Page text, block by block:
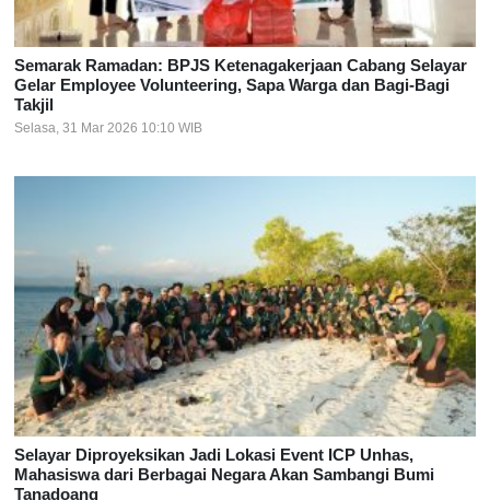
Semarak Ramadan: BPJS Ketenagakerjaan Cabang Selayar
Gelar Employee Volunteering, Sapa Warga dan Bagi-Bagi
Takjil
Selasa, 31 Mar 2026 10:10 WIB
Selayar Diproyeksikan Jadi Lokasi Event ICP Unhas,
Mahasiswa dari Berbagai Negara Akan Sambangi Bumi
Tanadoang